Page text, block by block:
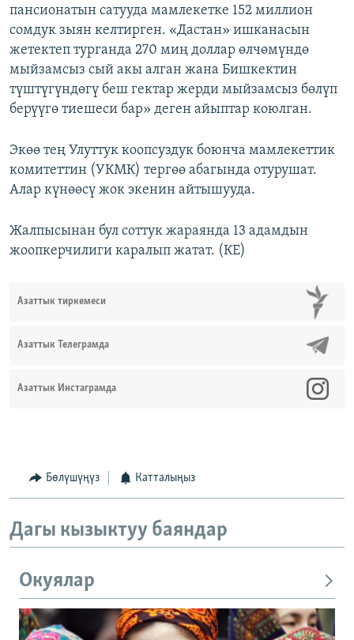
пансионатын сатууда мамлекетке 152 миллион
сомдук зыян келтирген. «Дастан» ишканасын
жетектеп турганда 270 миң доллар өлчөмүндө
мыйзамсыз сый акы алган жана Бишкектин
түштүгүндөгү беш гектар жерди мыйзамсыз бөлүп
берүүгө тиешеси бар» деген айыптар коюлган.
Экөө тең Улуттук коопсуздук боюнча мамлекеттик
комитеттин (УКМК) тергөө абагында отурушат.
Алар күнөөсү жок экенин айтышууда.
Жалпысынан бул соттук жараянда 13 адамдын
жоопкерчилиги каралып жатат. (КЕ)
Азаттык тиркемеси
Азаттык Телеграмда
Азаттык Инстаграмда
Бөлүшүңүз Катталыңыз
Дагы кызыктуу баяндар
Окуялар